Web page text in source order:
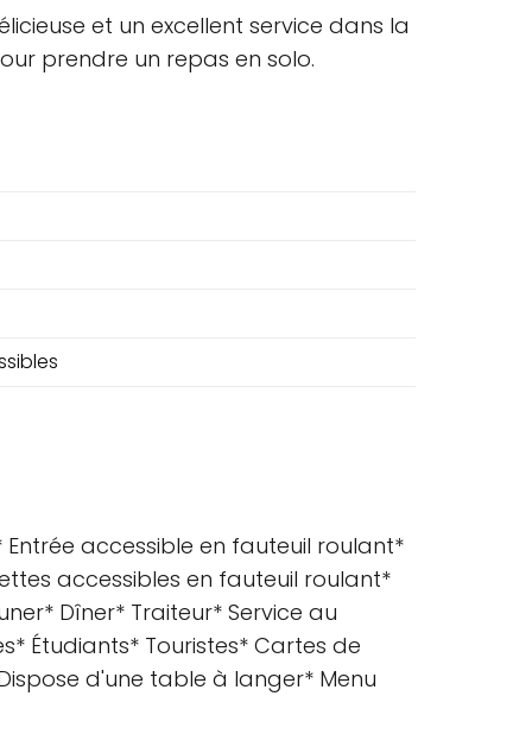
et un excellent service dans la
prendre un repas en solo.
accessible en fauteuil roulant*
accessibles en fauteuil roulant*
Dîner* Traiteur* Service au
Étudiants* Touristes* Cartes de
d'une table à langer* Menu